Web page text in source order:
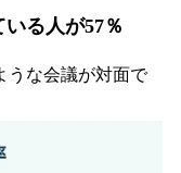
る人が57％
うな会議が対面で